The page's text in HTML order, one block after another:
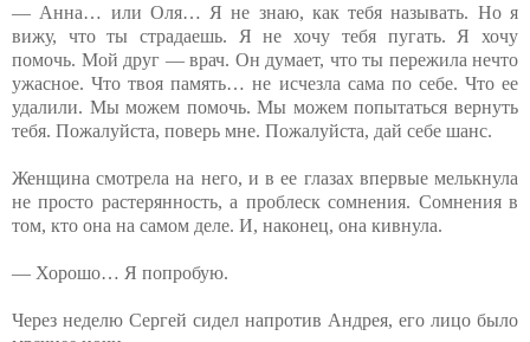
— Анна… или Оля… Я не знаю, как тебя называть. Но я
вижу, что ты страдаешь. Я не хочу тебя пугать. Я хочу
помочь. Мой друг — врач. Он думает, что ты пережила нечто
ужасное. Что твоя память… не исчезла сама по себе. Что ее
удалили. Мы можем помочь. Мы можем попытаться вернуть
тебя. Пожалуйста, поверь мне. Пожалуйста, дай себе шанс.
Женщина смотрела на него, и в ее глазах впервые мелькнула
не просто растерянность, а проблеск сомнения. Сомнения в
том, кто она на самом деле. И, наконец, она кивнула.
— Хорошо… Я попробую.
Через неделю Сергей сидел напротив Андрея, его лицо было